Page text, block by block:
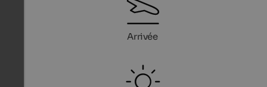
Arrivée